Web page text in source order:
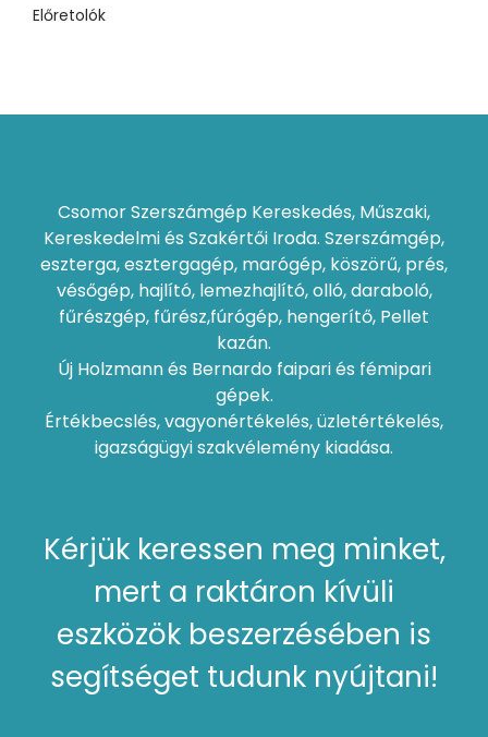
Előretolók
Csomor Szerszámgép Kereskedés, Műszaki,
Kereskedelmi és Szakértői Iroda. Szerszámgép,
eszterga, esztergagép, marógép, köszörű, prés,
vésőgép, hajlító, lemezhajlító, olló, daraboló,
fűrészgép, fűrész,fúrógép, hengerítő, Pellet
kazán.
Új Holzmann és Bernardo faipari és fémipari
gépek.
Értékbecslés, vagyonértékelés, üzletértékelés,
igazságügyi szakvélemény kiadása.
Kérjük keressen meg minket,
mert a raktáron kívüli
eszközök beszerzésében is
segítséget tudunk nyújtani!